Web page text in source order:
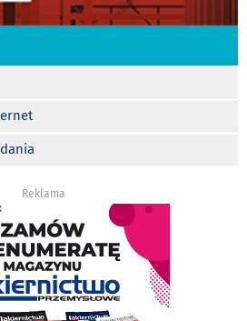
Reklama